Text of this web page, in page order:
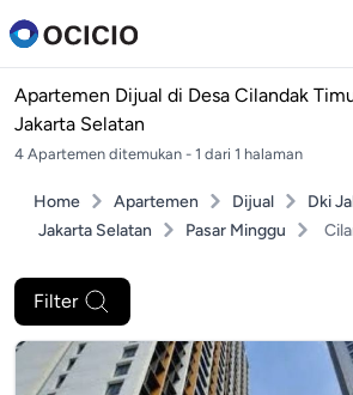
Apartemen Dijual di Desa Cilandak
Jakarta Selatan
4 Apartemen ditemukan - 1 dari 1 halaman
Home Apartemen Dijual
Dki
Jakarta Selatan
Pasar Minggu
Filter